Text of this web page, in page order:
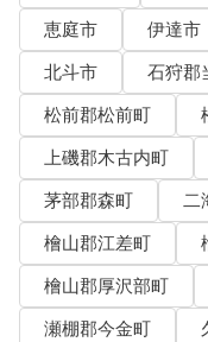
恵庭市
伊達市
北斗市
石狩郡
松前郡松前町
上磯郡木古内町
茅部郡森町
二
檜山郡江差町
檜山郡厚沢部町
瀬棚郡今金町